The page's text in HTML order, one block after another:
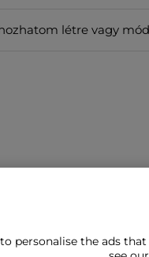
létre vagy
amit keres?
personalise the ads